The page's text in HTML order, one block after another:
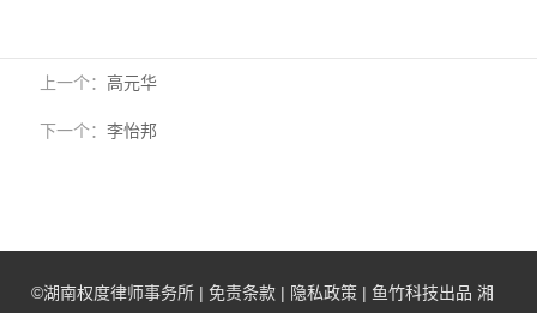
上一个：高元华
下一个：李怡邦
©湖南权度律师事务所 |免责条款 | 隐私政策 | 鱼竹科技出品 湘